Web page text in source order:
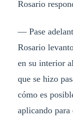
Rosario
— Pase
Rosario
en su interior
que se hizo
cómo es
aplicando